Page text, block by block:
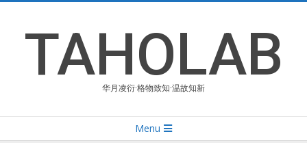
contentTAHOLAB
华月凌衍·格物致知·温故知新
Navigation
Menu